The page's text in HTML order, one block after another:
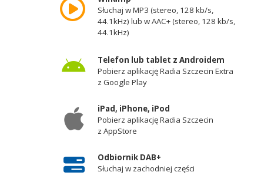
Słuchaj w MP3 (stereo, 128 kb/s,
44.1kHz) lub w AAC+ (stereo, 128 kb/s,
44.1kHz)
Telefon lub tablet z Androidem
Pobierz aplikację Radia Szczecin Extra
z Google Play
iPad, iPhone, iPod
Pobierz aplikację Radia Szczecin
z AppStore
Odbiornik DAB+
Słuchaj w zachodniej części